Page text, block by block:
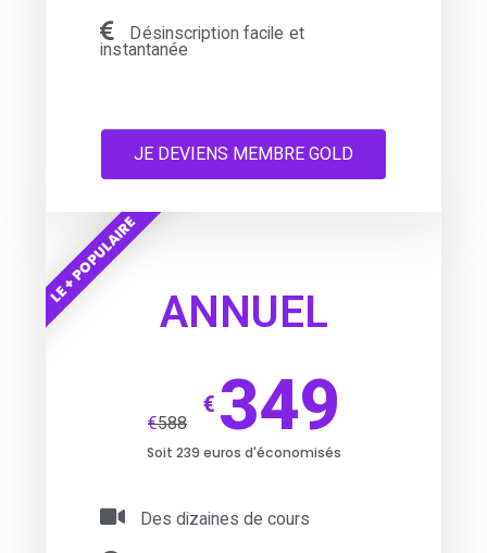
Désinscription facile et
instantanée
JE DEVIENS MEMBRE GOLD
LE + POPULAIRE
ANNUEL
€588
€ 349
Soit 239 euros d'économisés
Des dizaines de cours